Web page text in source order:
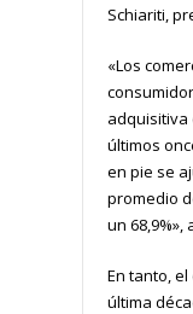
Schiariti,
«Los
adquisitiva
últimos
en pie se
promedio
un 68,9%»,
En tanto,
última